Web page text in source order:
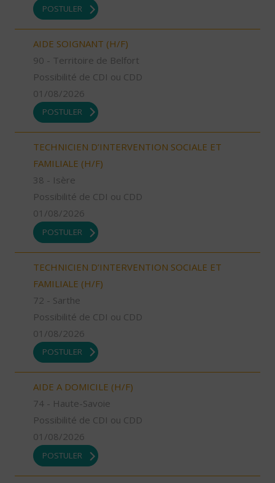
POSTULER
AIDE SOIGNANT (H/F)
90 - Territoire de Belfort
Possibilité de CDI ou CDD
01/08/2026
POSTULER
TECHNICIEN D’INTERVENTION SOCIALE ET
FAMILIALE (H/F)
38 - Isère
Possibilité de CDI ou CDD
01/08/2026
POSTULER
TECHNICIEN D’INTERVENTION SOCIALE ET
FAMILIALE (H/F)
72 - Sarthe
Possibilité de CDI ou CDD
01/08/2026
POSTULER
AIDE A DOMICILE (H/F)
74 - Haute-Savoie
Possibilité de CDI ou CDD
01/08/2026
POSTULER